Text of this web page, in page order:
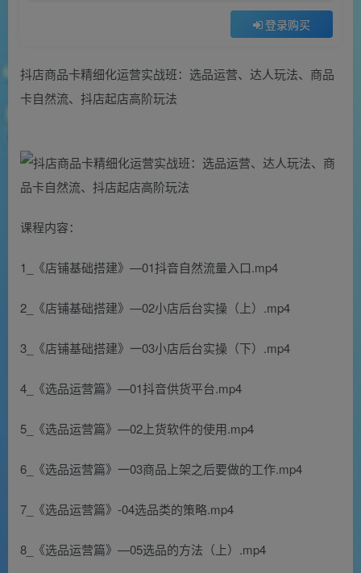
登录购买
抖店商品卡精细化运营实战班：选品运营、达人玩法、商品
卡自然流、抖店起店高阶玩法
课程内容：
1_《店铺基础搭建》—01抖音自然流量入口.mp4
2_《店铺基础搭建》—02小店后台实操（上）.mp4
3_《店铺基础搭建》一03小店后台实操（下）.mp4
4_《选品运营篇》—01抖音供货平台.mp4
5_《选品运营篇》—02上货软件的使用.mp4
6_《选品运营篇》一03商品上架之后要做的工作.mp4
7_《选品运营篇》-04选品类的策略.mp4
8_《选品运营篇》—05选品的方法（上）.mp4